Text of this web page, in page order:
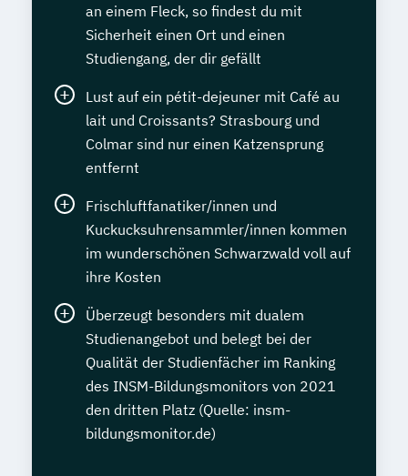
an einem Fleck, so findest du mit
Sicherheit einen Ort und einen
Studiengang, der dir gefällt
Lust auf ein pétit-dejeuner mit Café au
lait und Croissants? Strasbourg und
Colmar sind nur einen Katzensprung
entfernt
Frischluftfanatiker/innen und
Kuckucksuhrensammler/innen kommen
im wunderschönen Schwarzwald voll auf
ihre Kosten
Überzeugt besonders mit dualem
Studienangebot und belegt bei der
Qualität der Studienfächer im Ranking
des INSM-Bildungsmonitors von 2021
den dritten Platz (Quelle: insm-
bildungsmonitor.de)